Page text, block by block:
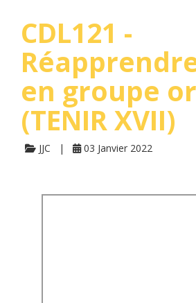
CDL121 -
en groupe
(TENIR XVII)
JJC 03 Janvier 2022